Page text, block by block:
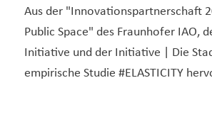
Aus der "Innovationspartnerschaft
Public Space" des Fraunhofer IAO,
Initiative und der Initiative | Die
empirische Studie #ELASTICITY